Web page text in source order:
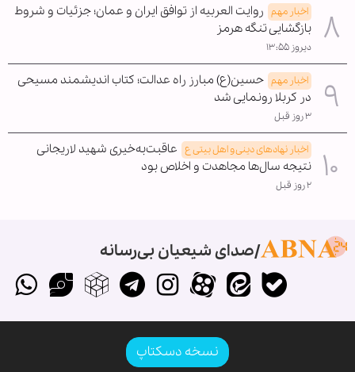
اخبار مهم روایت العربیه از توافق ایران و عمان؛ جزئیات و شروط
بازگشایی تنگه هرمز
دیروز ۱۳:۵۵
اخبار مهم حسین(ع) مبارز راه عدالت؛ کتاب اندیشمند مسیحی
در کربلا رونمایی شد
۳ روز قبل
اخبار نهادهای دینی و اهل بیتی ع عاقبت‌به‌خیری شهید لاریجانی
نتیجه سال‌ها مجاهدت و اخلاص بود
۲ روز قبل
صدای شیعیان بی‌رسانه
نسخه دسکتاپ